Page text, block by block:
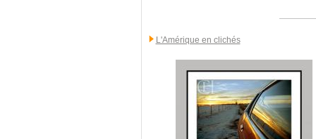
L'Amérique en clichés